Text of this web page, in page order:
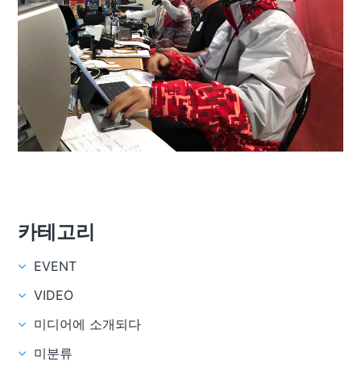
카테고리
EVENT
VIDEO
미디어에 소개되다
미분류